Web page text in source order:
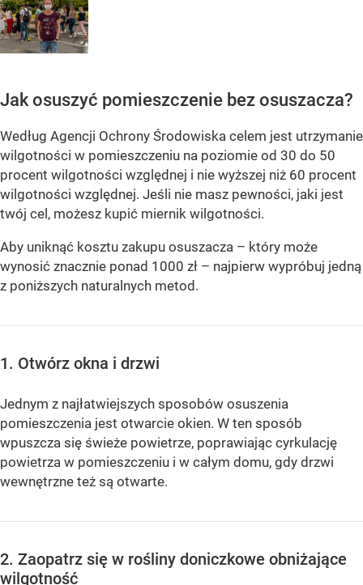
Jak osuszyć pomieszczenie bez osuszacza?
Według Agencji Ochrony Środowiska celem jest utrzymanie
wilgotności w pomieszczeniu na poziomie od 30 do 50
procent wilgotności względnej i nie wyższej niż 60 procent
wilgotności względnej. Jeśli nie masz pewności, jaki jest
twój cel, możesz kupić miernik wilgotności.
Aby uniknąć kosztu zakupu osuszacza – który może
wynosić znacznie ponad 1000 zł – najpierw wypróbuj jedną
z poniższych naturalnych metod.
1. Otwórz okna i drzwi
Jednym z najłatwiejszych sposobów osuszenia
pomieszczenia jest otwarcie okien. W ten sposób
wpuszcza się świeże powietrze, poprawiając cyrkulację
powietrza w pomieszczeniu i w całym domu, gdy drzwi
wewnętrzne też są otwarte.
2. Zaopatrz się w rośliny doniczkowe obniżające
wilgotność